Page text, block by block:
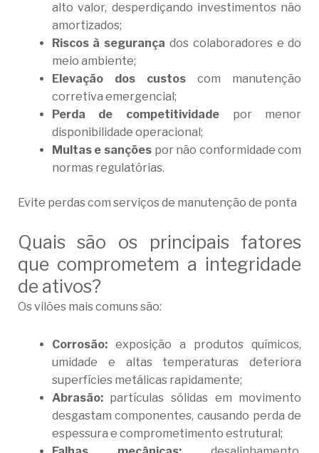
alto valor, desperdiçando investimentos não
amortizados;
Riscos à segurança dos colaboradores e do
meio ambiente;
Elevação dos custos com manutenção
corretiva emergencial;
Perda de competitividade por menor
disponibilidade operacional;
Multas e sançõespor não conformidade com
normas regulatórias.
Evite perdas com serviços de manutenção de ponta
Quais são os principais fatores
que comprometem a integridade
de ativos?
Os vilões mais comuns são:
Corrosão:exposição a produtos químicos,
umidade e altas temperaturas deteriora
superfícies metálicas rapidamente;
Abrasão:partículas sólidas em movimento
desgastam componentes, causando perda de
espessura e comprometimento estrutural;